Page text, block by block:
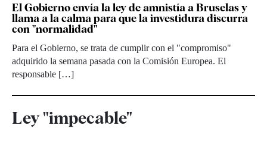
El Gobierno envía la ley de amnistía a Bruselas y
llama a la calma para que la investidura discurra
con "normalidad"
Para el Gobierno, se trata de cumplir con el "compromiso"
adquirido la semana pasada con la Comisión Europea. El
responsable […]
Ley "impecable"